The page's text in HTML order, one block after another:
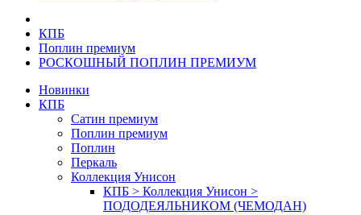
КПБ
Поплин премиум
РОСКОШНЫЙ ПОПЛИН ПРЕМИУМ
Новинки
КПБ
Сатин премиум
Поплин премиум
Поплин
Перкаль
Коллекция Унисон
КПБ > Коллекция Унисон >
ПОДОДЕЯЛЬНИКОМ (ЧЕМОДАН)